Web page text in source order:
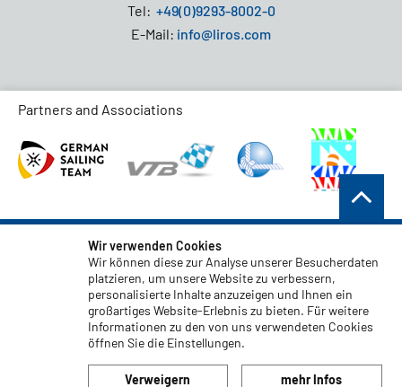
Tel: +49(0)9293-8002-0
E-Mail: info@liros.com
Partners and Associations
AGB
Datenschutz
Haftungsauschluss
Impressum
Code of Conduct
Wir verwenden Cookies
Wir können diese zur Analyse unserer Besucherdaten
platzieren, um unsere Website zu verbessern,
personalisierte Inhalte anzuzeigen und Ihnen ein
großartiges Website-Erlebnis zu bieten. Für weitere
Informationen zu den von uns verwendeten Cookies
öffnen Sie die Einstellungen.
Verweigern mehr Infos